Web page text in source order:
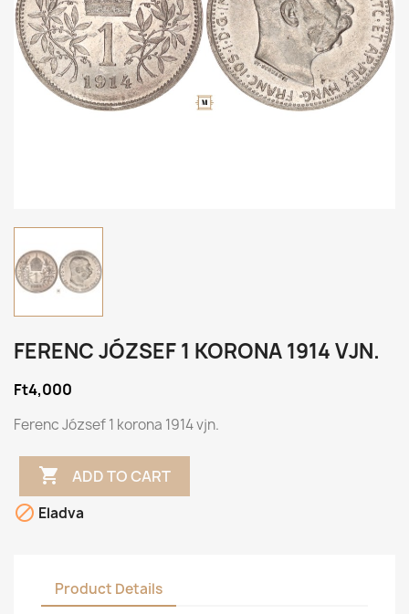
FERENC JÓZSEF 1 KORONA 1914 VJN.
Ft4,000
Ferenc József 1 korona 1914 vjn.
 ADD TO CART
 Eladva
Product Details